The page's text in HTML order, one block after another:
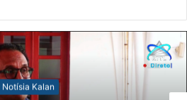
Notísia Kalan